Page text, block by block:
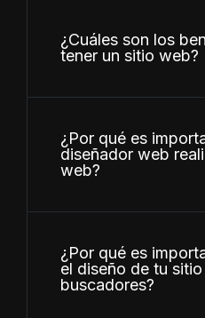
¿Cuáles son los
tener un sitio web?
¿Por qué es
diseñador web
web?
¿Por qué es
el diseño de tu
buscadores?